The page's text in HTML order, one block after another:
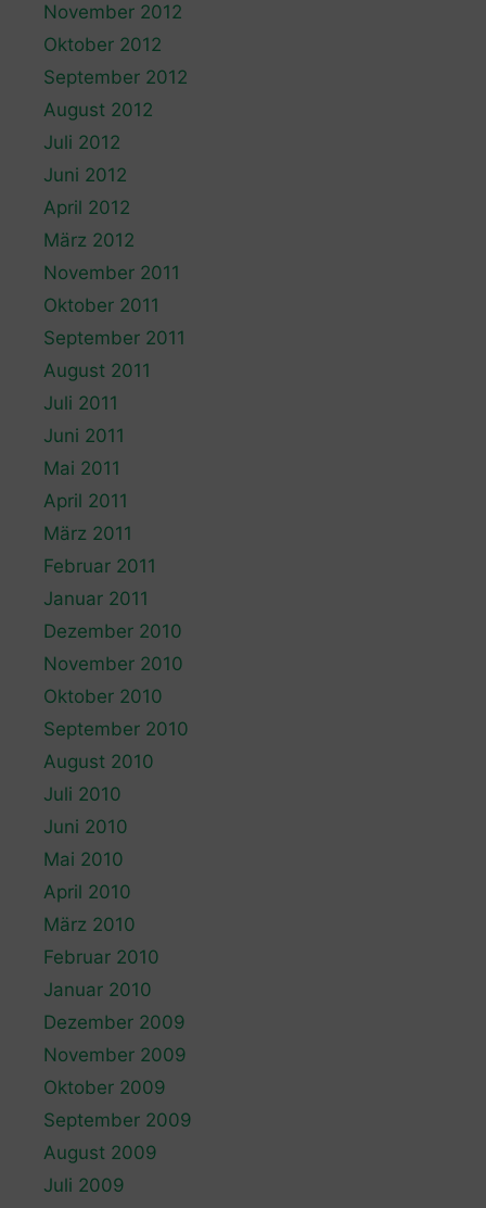
November 2012
Oktober 2012
September 2012
August 2012
Juli 2012
Juni 2012
April 2012
März 2012
November 2011
Oktober 2011
September 2011
August 2011
Juli 2011
Juni 2011
Mai 2011
April 2011
März 2011
Februar 2011
Januar 2011
Dezember 2010
November 2010
Oktober 2010
September 2010
August 2010
Juli 2010
Juni 2010
Mai 2010
April 2010
März 2010
Februar 2010
Januar 2010
Dezember 2009
November 2009
Oktober 2009
September 2009
August 2009
Juli 2009